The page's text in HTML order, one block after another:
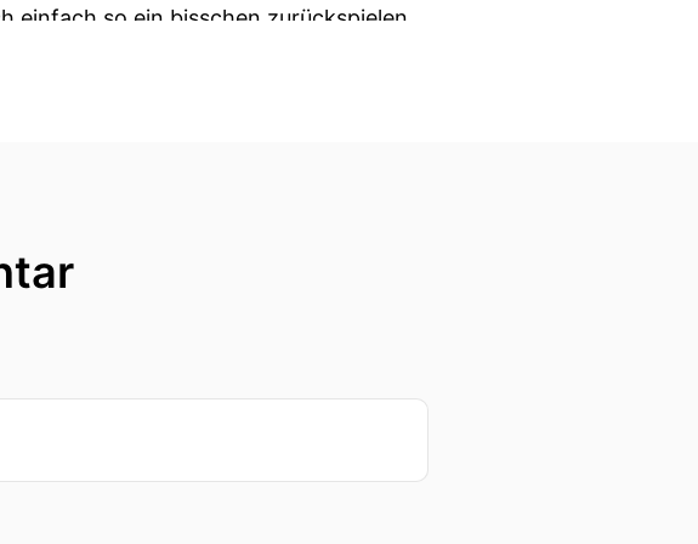
einfach so ein bisschen zurückspielen
roter Faden durch unser Gespräch
beim Rundblick dem